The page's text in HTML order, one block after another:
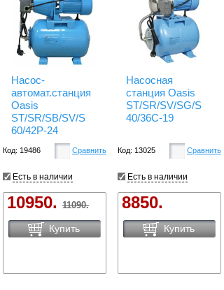
Насос-
автомат.станция
Oasis
ST/SR/SB/SV/S
60/42P-24
Код: 19486 Сравнить
Есть в наличии
10950. 11090.
Купить
Насосная
станция Oasis
ST/SR/SV/SG/S
40/36C-19
Код: 13025 Сравнить
Есть в наличии
8850.
Купить